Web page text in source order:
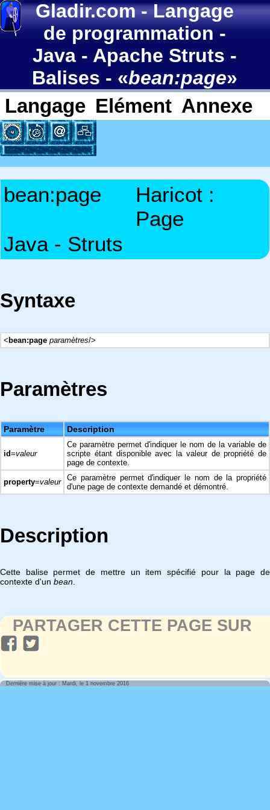
Gladir.com-Langage
de programmation-
Java - Apache Struts -
Balises - «bean:page»
Langage Elément Annexe
bean:page
Haricot :
Page
Java - Struts
Syntaxe
< bean:page paramètres/>
Paramètres
Paramètre Description
id=valeur
Ce paramètre permet d'indiquer le nom de la variable de
scripte étant disponible avec la valeur de propriété de
page de contexte.
property=valeur
Ce paramètre permet d'indiquer le nom de la propriété
d'une page de contexte demandé et démontré.
Description
Cette balise permet de mettre un item spécifié pour la page de
contexte d'un bean
PARTAGER CETTE PAGE SUR
Dernière mise à jour : Mardi, le 1 novembre 2016